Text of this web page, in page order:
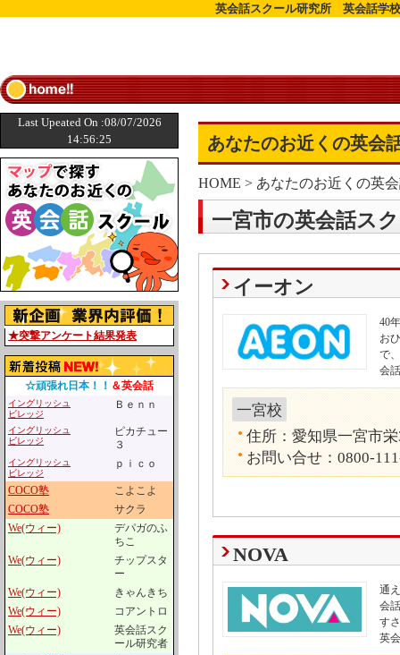
英会話スクール研究所 英会話学
Last Upeated On :08/07/2026
14:56:25
★突撃アンケート結果発表
☆頑張れ日本！！ ＆英会話
イングリッシュ
ビレッジ
Ｂｅｎｎ
イングリッシュ
ビレッジ
ピカチュー
３
イングリッシュ
ビレッジ
ｐｉｃｏ
COCO塾
こよこよ
COCO塾
サクラ
We(ウィー)
デパガのふ
ちこ
We(ウィー)
チップスタ
ー
We(ウィー)
きゃんきち
We(ウィー)
コアントロ
We(ウィー)
英会話スク
ール研究者
あなたのお近くの英会
HOME > あなたのお近くの英
一宮市の英会話ス
イーオン
40
お
で
会
一宮校
住所：愛知県一宮市
お問い合せ：0800-
NOVA
通
会
す
英